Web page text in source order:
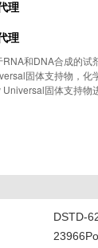
理
理
和DNA合成的
固体支持物，
固体支持物
DSTD-